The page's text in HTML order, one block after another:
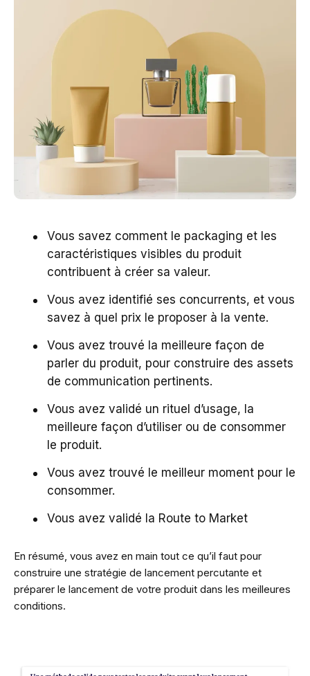
Vous savez comment le packaging et les
caractéristiques visibles du produit
contribuent à créer sa valeur.
Vous avez identifié ses concurrents, et vous
savez à quel prix le proposer à la vente.
Vous avez trouvé la meilleure façon de
parler du produit, pour construire des assets
de communication pertinents.
Vous avez validé un rituel d’usage, la
meilleure façon d’utiliser ou de consommer
le produit.
Vous avez trouvé le meilleur moment pour le
consommer.
Vous avez validé la Route to Market
En résumé, vous avez en main tout ce qu’il faut pour
construire une stratégie de lancement percutante et
préparer le lancement de votre produit dans les meilleures
conditions.